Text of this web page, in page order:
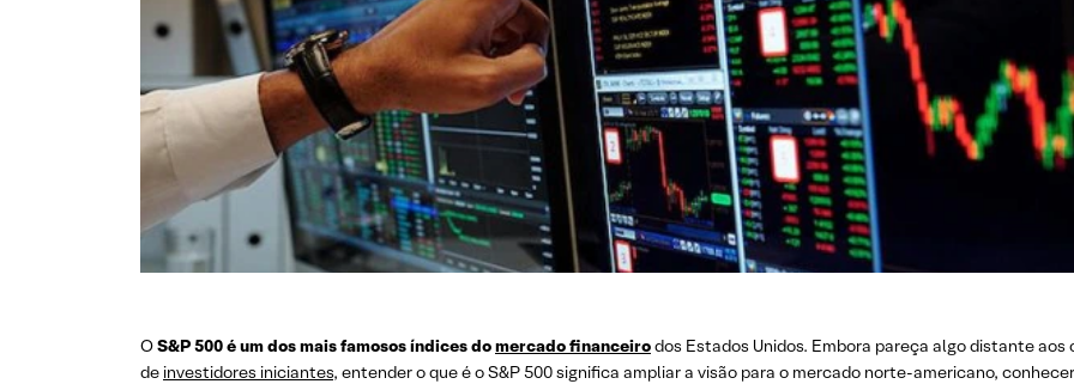
OS&P 500 é um dos mais famosos índices domercado financeirodos Estados Unidos. Embora pareça algo distante aos
de investidores iniciantes, entender o que é o S&P 500 significa ampliar a visão para o mercado norte-americano, conhecer